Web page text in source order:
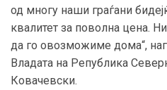
од многу наши граѓани
квалитет за поволна цена.
да го овозможиме дома“,
Владата на Република
Ковачевски.